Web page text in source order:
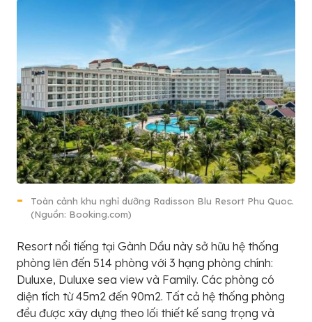
Toàn cảnh khu nghỉ dưỡng Radisson Blu Resort Phu Quoc.
(Nguồn: Booking.com)
Resort nổi tiếng tại Gành Dầu này sở hữu hệ thống
phòng lên đến 514 phòng với 3 hạng phòng chính:
Duluxe, Duluxe sea view và Family. Các phòng có
diện tích từ 45m2 đến 90m2. Tất cả hệ thống phòng
đều được xây dựng theo lối thiết kế sang trọng và